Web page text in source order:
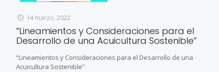
14 marzo, 2022
“Lineamientos y Consideraciones para el
Desarrollo de una Acuicultura Sostenible”
“Lineamientos y Consideraciones para el Desarrollo de una
Acuicultura Sostenible”